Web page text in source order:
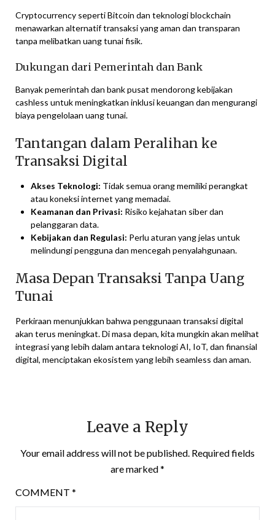
Cryptocurrency seperti Bitcoin dan teknologi blockchain
menawarkan alternatif transaksi yang aman dan transparan
tanpa melibatkan uang tunai fisik.
Dukungan dari Pemerintah dan Bank
Banyak pemerintah dan bank pusat mendorong kebijakan
cashless untuk meningkatkan inklusi keuangan dan mengurangi
biaya pengelolaan uang tunai.
Tantangan dalam Peralihan ke
Transaksi Digital
Akses Teknologi: Tidak semua orang memiliki perangkat
atau koneksi internet yang memadai.
Keamanan dan Privasi: Risiko kejahatan siber dan
pelanggaran data.
Kebijakan dan Regulasi: Perlu aturan yang jelas untuk
melindungi pengguna dan mencegah penyalahgunaan.
Masa Depan Transaksi Tanpa Uang
Tunai
Perkiraan menunjukkan bahwa penggunaan transaksi digital
akan terus meningkat. Di masa depan, kita mungkin akan melihat
integrasi yang lebih dalam antara teknologi AI, IoT, dan finansial
digital, menciptakan ekosistem yang lebih seamless dan aman.
Leave a Reply
Your email address will not be published. Required fields
are marked*
COMMENT *